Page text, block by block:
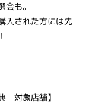
も。
入された方には先
対象店舗】